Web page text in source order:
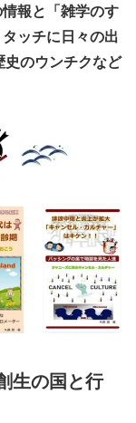
報と「雑学のす
ッチに日々の出
史のウンチクなど
生の国と行